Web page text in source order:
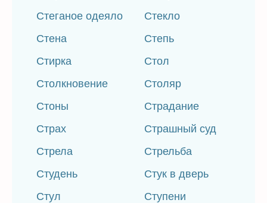
Стеганое одеяло
Стекло
Стена
Степь
Стирка
Стол
Столкновение
Столяр
Стоны
Страдание
Страх
Страшный суд
Стрела
Стрельба
Студень
Стук в дверь
Стул
Ступени